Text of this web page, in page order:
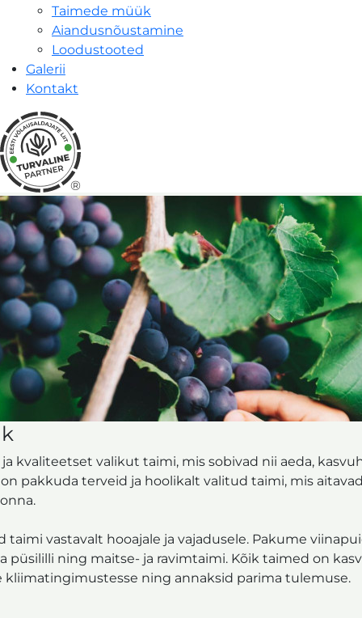
Taimede müük
Aiandusnõustamine
Loodustooted
Galerii
Kontakt
®
Taimede
müük
–
Suur
valik
kvaliteetseid
taimi
|
KARKSI
TAIMEAED
kvaliteetset valikut taimi, mis sobivad nii aeda,
pakkuda terveid ja hoolikalt valitud taimi, mis
taimi vastavalt hooajale ja vajadusele. Pakume
püsililli ning maitse- ja ravimtaimi. Kõik taimed on
kliimatingimustesse ning annaksid parima tulemuse.